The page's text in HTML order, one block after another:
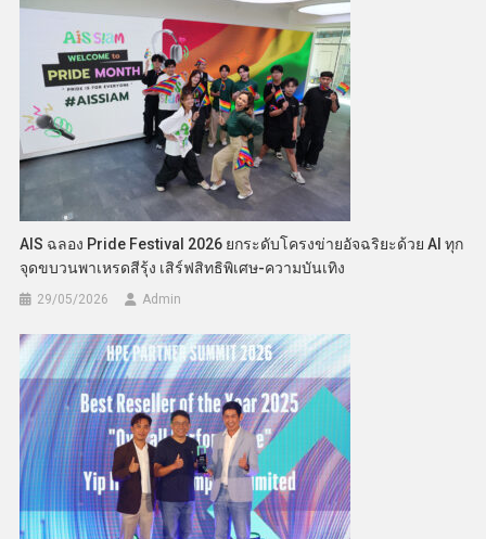
AIS ฉลอง Pride Festival 2026 ยกระดับโครงข่ายอัจฉริยะด้วย AI ทุก
จุดขบวนพาเหรดสีรุ้ง เสิร์ฟสิทธิพิเศษ-ความบันเทิง
29/05/2026 Admin